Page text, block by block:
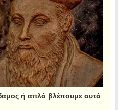
ή απλά βλέπουμε αυτά